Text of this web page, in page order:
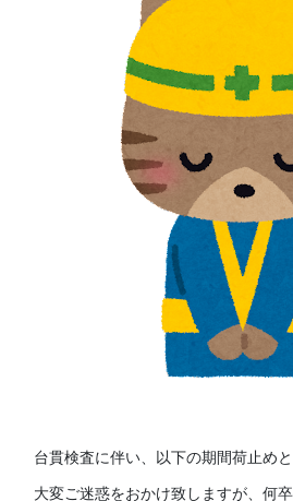
台貫検査に伴い、以下の期間荷止めと
大変ご迷惑をおかけ致しますが、何